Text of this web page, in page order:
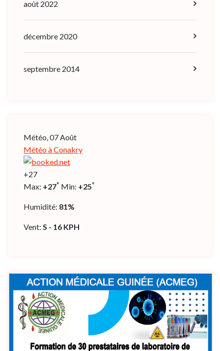
août 2022
décembre 2020
septembre 2014
Météo, 07 Août
Météo à Conakry
+27
Max: +27° Min: +25°
Humidité: 81%
Vent: S - 16 KPH